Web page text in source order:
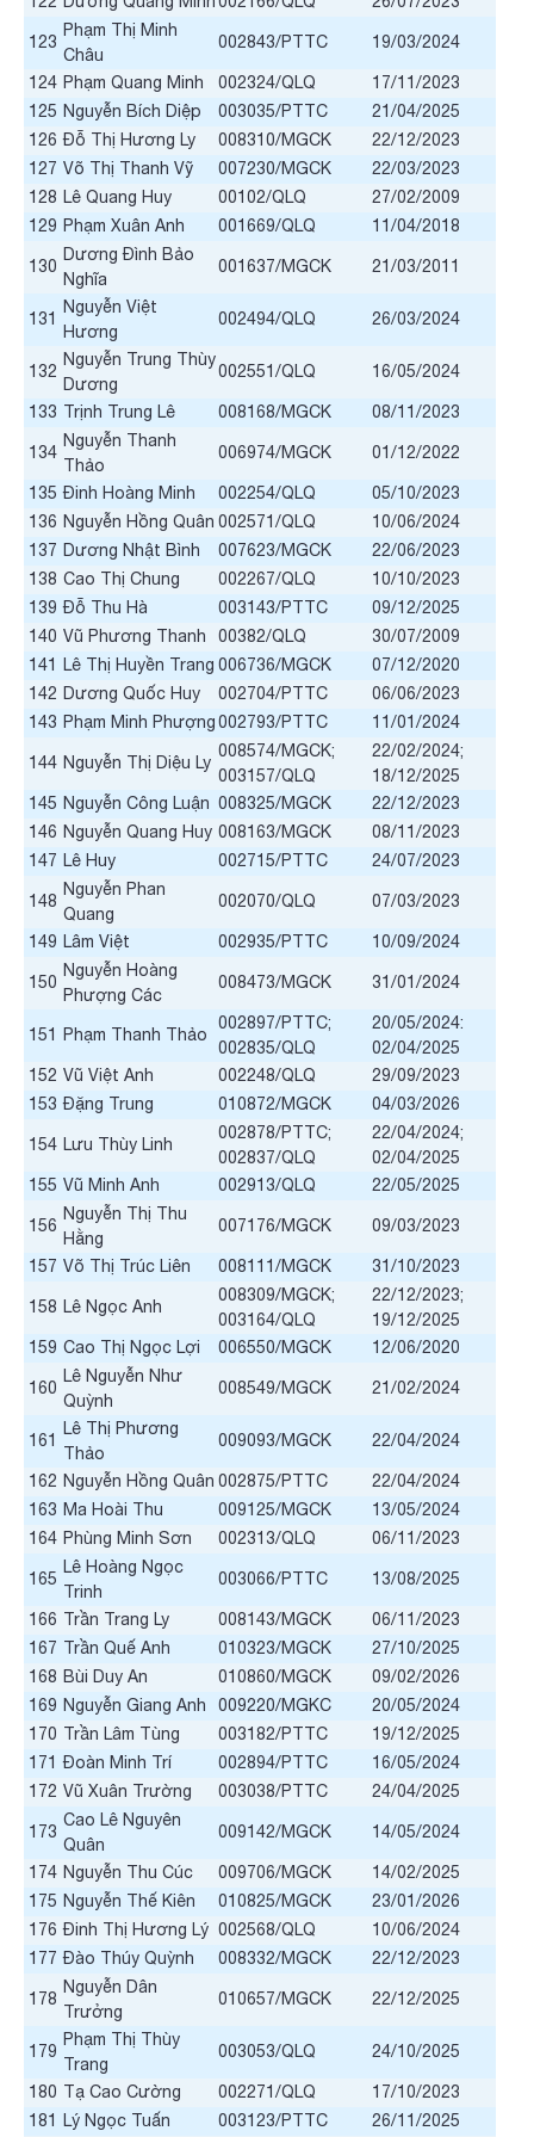
123
Phạm Thị Minh
Châu
002843/PTTC 19/03/2024
124 Phạm Quang Minh 002324/QLQ
17/11/2023
125 Nguyễn Bích Diệp 003035/PTTC
21/04/2025
126 Đỗ Thị Hương Ly 008310/MGCK
22/12/2023
127 Võ Thị Thanh Vỹ 007230/MGCK
22/03/2023
128 Lê Quang Huy 00102/QLQ
27/02/2009
129 Phạm Xuân Anh 001669/QLQ 11/04/2018
130
Dương Đình Bảo
Nghĩa
001637/MGCK 21/03/2011
131
Nguyễn Việt
Hương
002494/QLQ 26/03/2024
132
Nguyễn Trung Thùy
Dương
002551/QLQ 16/05/2024
133 Trịnh Trung Lê 008168/MGCK 08/11/2023
134
Nguyễn Thanh
Thảo
006974/MGCK 01/12/2022
135 Đinh Hoàng Minh 002254/QLQ
05/10/2023
136 Nguyễn Hồng Quân 002571/QLQ
10/06/2024
137 Dương Nhật Bình 007623/MGCK
22/06/2023
138 Cao Thị Chung 002267/QLQ
10/10/2023
139 Đỗ Thu Hà 003143/PTTC
09/12/2025
140 Vũ Phương Thanh 00382/QLQ
30/07/2009
141 Lê Thị Huyền Trang 006736/MGCK
07/12/2020
142 Dương Quốc Huy 002704/PTTC
06/06/2023
143 Phạm Minh Phượng002793/PTTC 11/01/2024
144 Nguyễn Thị Diệu Ly
008574/MGCK;
003157/QLQ
22/02/2024;
18/12/2025
145 Nguyễn Công Luận 008325/MGCK
22/12/2023
146 Nguyễn Quang Huy 008163/MGCK
08/11/2023
147 Lê Huy 002715/PTTC 24/07/2023
148
Nguyễn Phan
Quang
002070/QLQ 07/03/2023
149 Lâm Việt 002935/PTTC 10/09/2024
150
Nguyễn Hoàng
Phượng Các
008473/MGCK 31/01/2024
151 Phạm Thanh Thảo
002897/PTTC;
002835/QLQ
20/05/2024:
02/04/2025
152 Vũ Việt Anh 002248/QLQ
29/09/2023
153 Đặng Trung 010872/MGCK 04/03/2026
154 Lưu Thùy Linh
002878/PTTC;
002837/QLQ
22/04/2024;
02/04/2025
155 Vũ Minh Anh 002913/QLQ 22/05/2025
156
Nguyễn Thị Thu
Hằng
007176/MGCK 09/03/2023
157 Võ Thị Trúc Liên 008111/MGCK 31/10/2023
158 Lê Ngọc Anh
008309/MGCK;
003164/QLQ
22/12/2023;
19/12/2025
159 Cao Thị Ngọc Lợi 006550/MGCK 12/06/2020
160
Lê Nguyễn Như
Quỳnh
008549/MGCK 21/02/2024
161
Lê Thị Phương
Thảo
009093/MGCK 22/04/2024
162 Nguyễn Hồng Quân 002875/PTTC
22/04/2024
163 Ma Hoài Thu 009125/MGCK
13/05/2024
164 Phùng Minh Sơn 002313/QLQ 06/11/2023
165
Lê Hoàng Ngọc
Trinh
003066/PTTC 13/08/2025
166 Trần Trang Ly 008143/MGCK
06/11/2023
167 Trần Quế Anh 010323/MGCK
27/10/2025
168 Bùi Duy An 010860/MGCK
09/02/2026
169 Nguyễn Giang Anh 009220/MGKC
20/05/2024
170 Trần Lâm Tùng 003182/PTTC
19/12/2025
171 Đoàn Minh Trí 002894/PTTC
16/05/2024
172 Vũ Xuân Trường 003038/PTTC 24/04/2025
173
Cao Lê Nguyên
Quân
009142/MGCK 14/05/2024
174 Nguyễn Thu Cúc 009706/MGCK
14/02/2025
175 Nguyễn Thế Kiên 010825/MGCK
23/01/2026
176 Đinh Thị Hương Lý 002568/QLQ
10/06/2024
177 Đào Thúy Quỳnh 008332/MGCK 22/12/2023
178
Nguyễn Dân
Trưởng
010657/MGCK 22/12/2025
179
Phạm Thị Thùy
Trang
003053/QLQ 24/10/2025
180 Tạ Cao Cường 002271/QLQ
17/10/2023
181 Lý Ngọc Tuấn 003123/PTTC
26/11/2025